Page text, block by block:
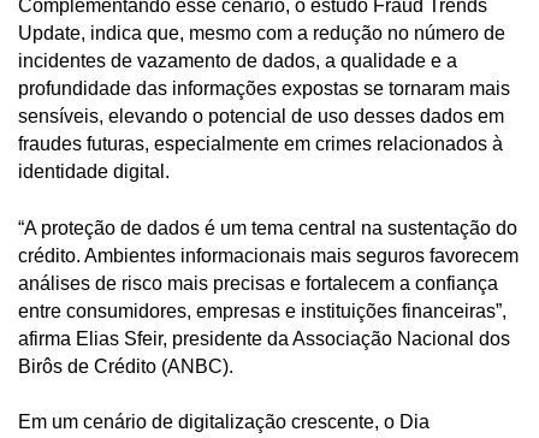
Complementando esse cenário, o estudo Fraud Trends
Update, indica que, mesmo com a redução no número de
incidentes de vazamento de dados, a qualidade e a
profundidade das informações expostas se tornaram mais
sensíveis, elevando o potencial de uso desses dados em
fraudes futuras, especialmente em crimes relacionados à
identidade digital.
“A proteção de dados é um tema central na sustentação do
crédito. Ambientes informacionais mais seguros favorecem
análises de risco mais precisas e fortalecem a confiança
entre consumidores, empresas e instituições financeiras”,
afirma Elias Sfeir, presidente da Associação Nacional dos
Birôs de Crédito (ANBC).
Em um cenário de digitalização crescente, o Dia